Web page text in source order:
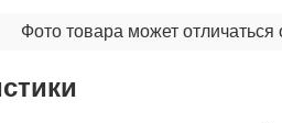
Фото товара может отличаться